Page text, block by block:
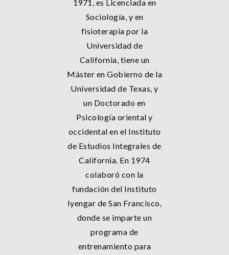
1971, es Licenciada en
Sociología, y en
fisioterapia por la
Universidad de
California, tiene un
Máster en Gobierno de la
Universidad de Texas, y
un Doctorado en
Psicología oriental y
occidental en el Instituto
de Estudios Integrales de
California. En 1974
colaboró con la
fundación del Instituto
Iyengar de San Francisco,
donde se imparte un
programa de
entrenamiento para